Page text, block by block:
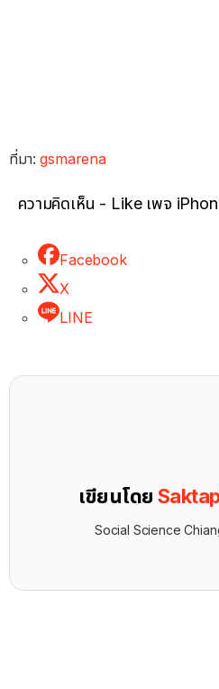
ที่มา:gsmarena
ความคิดเห็น - Like เพจ
Facebook
X
LINE
เขียนโดย
Social Science